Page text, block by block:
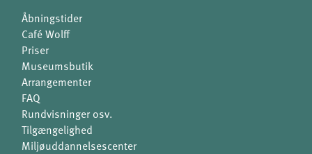
Åbningstider
Café Wolff
Priser
Museumsbutik
Arrangementer
FAQ
Rundvisninger osv.
Tilgængelighed
Miljøuddannelsescenter